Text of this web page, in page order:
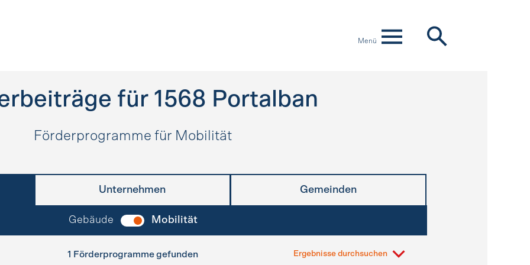
Menü
für 1568 Portalban
Förderprogramme für Mobilität
Unternehmen Gemeinden
Gebäude Mobilität
1 Förderprogramme gefunden Ergebnisse durchsuchen